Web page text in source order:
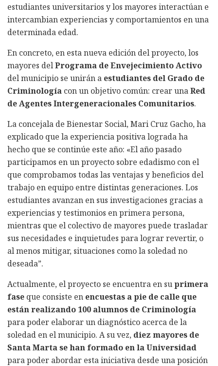
estudiantes universitarios y los mayores interactúan e
intercambian experiencias y comportamientos en una
determinada edad.
En concreto, en esta nueva edición del proyecto, los
mayores delPrograma de Envejecimiento Activo
del municipio se unirán a estudiantes del Grado de
Criminología con un objetivo común: crear unaRed
de Agentes Intergeneracionales Comunitarios.
La concejala de Bienestar Social, Mari Cruz Gacho, ha
explicado que la experiencia positiva lograda ha
hecho que se continúe este año: «El año pasado
participamos en un proyecto sobre edadismo con el
que comprobamos todas las ventajas y beneficios del
trabajo en equipo entre distintas generaciones. Los
estudiantes avanzan en sus investigaciones gracias a
experiencias y testimonios en primera persona,
mientras que el colectivo de mayores puede trasladar
sus necesidades e inquietudes para lograr revertir, o
al menos mitigar, situaciones como la soledad no
deseada”.
Actualmente, el proyecto se encuentra en suprimera
fase que consiste en encuestas a pie de calle que
están realizando 100 alumnos de Criminología
para poder elaborar un diagnóstico acerca de la
soledad en el municipio. A su vez, diez mayores de
Santa Marta se han formado en la Universidad
para poder abordar esta iniciativa desde una posición